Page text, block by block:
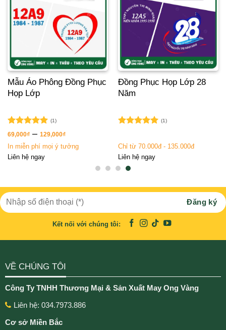
Đồng Phục Họp Lớp 28
Năm
5 sao
(1)
Chỉ từ 70.000đ - 135.000đ
Liên hệ ngay
Mẫu Áo Phông Đồng Phục
Họp Lớp
Được xếp
hạng
5 sao
(1)
69,000₫– 129,000₫
In miễn phí mọi ý tưởng
Liên hệ ngay
Kết nối với chúng tôi:
VỀ CHÚNG TÔI
Công Ty TNHH Thương Mại & Sản Xuất May Ong Vàng
Liên hệ: 034.7973.886
Cơ sở Miền Bắc